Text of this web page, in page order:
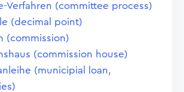
Verfahren (committee process)
(decimal point)
(commission)
(commission house)
(municipial loan,